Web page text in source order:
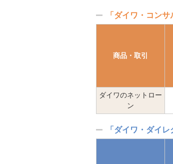
「ダイワ・コン
商品・取引
ダイワのネットロー
ン
「ダイワ・ダイ